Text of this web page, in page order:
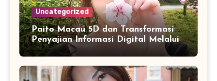
Uncategorized
Paito Macau 5D dan Transformasi
Penyajian Informasi Digital Melalui
Visualisasi Data Modern